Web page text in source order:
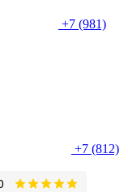
+7 (981)
+7 (812)